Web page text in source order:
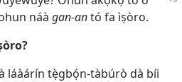
náà gan-antó fa ìṣòro.
láàárín tẹ̀gbọ́n-tàbúrò dà bíi